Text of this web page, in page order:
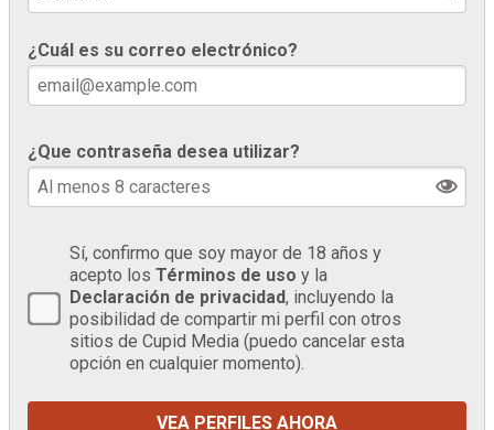
¿Cuál es su correo electrónico?
¿Que contraseña desea utilizar?
Sí, confirmo que soy mayor de 18 años y
acepto los Términos de uso y la
Declaración de privacidad, incluyendo la
posibilidad de compartir mi perfil con otros
sitios de Cupid Media (puedo cancelar esta
opción en cualquier momento).